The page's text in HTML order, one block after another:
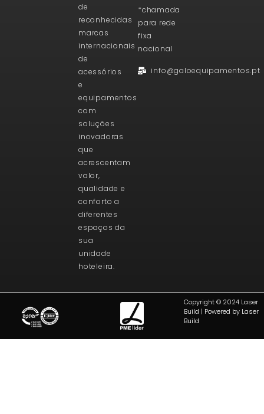
de
reconhecidas
marcas
internacionais
de
acessórios
e
equipamentos
com
soluções
inovadoras
que
acrescentam
valor,
qualidade e
conforto a
diferentes
espaços da
sua
unidade
hoteleira.
*chamada
para rede
fixa
nacional
info@galoequipamentos.pt
Copyright © 2024 Laser
Build | Powered by Laser
Build